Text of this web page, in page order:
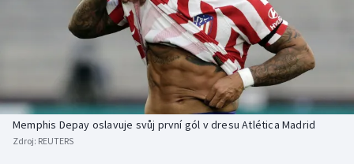
Americký fotbal
Basketbal
Biatlon
NEPŘEHLÉDNĚTE
Historické návraty
Aplikace ČT sport
Memphis Depay oslavuje svůj první gól v dresu Atlética Madrid
Zdroj: REUTERS